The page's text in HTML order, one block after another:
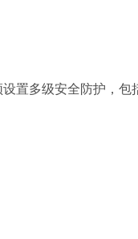
置多级安全防护，包